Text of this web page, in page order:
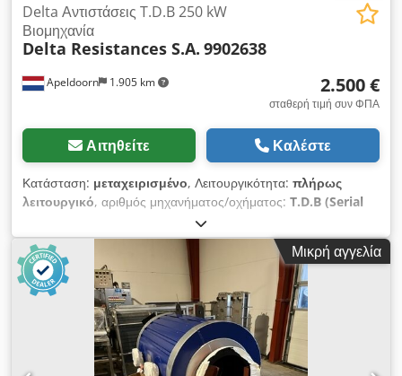
Apeldoorn 1.905 km
Delta Αντιστάσεις T.D.B 250 kW
Βιομηχανία
Delta Resistances S.A. 9902638
2.500 €
σταθερή τιμή συν ΦΠΑ
Αιτηθείτε Καλέστε
Κατάσταση: μεταχειρισμένο, Λειτουργικότητα: πλήρως
λειτουργικό, αριθμός μηχανήματος/οχήματος: T.D.B (Serial
, Προς πώληση: Βιομηχανικοί αντιστάτες
υψηλής αντοχής, κατασκευασμένοι από την εταιρεία Delta
Résistances S.A. Dcsdpfx Abezl Elaozjk Τεχνικά
χαρακτηριστικά ανά μονάδα: - Ονομαστική ισχύς: 250 kW στα
400 V - Ρεύμα: 360 A - Αντίσταση: 0,64 Ohms Ιδανικό για
απαιτητικές εφαρμογές, συμπεριλαμβανομένων των δοκιμών
φόρτισης γεννητριών (συστοιχίες φορτίου), των κύκλων
πέδησης κινητήρων και των συστημάτων ηλεκτρικής
εκφόρτισης. Οι μονάδες φέρουν την πιστοποίηση CE.
Μικρή αγγελία